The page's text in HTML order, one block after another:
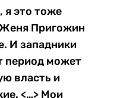
я это тоже
Пригожин
И западники
период может
власть и
<…> Мои